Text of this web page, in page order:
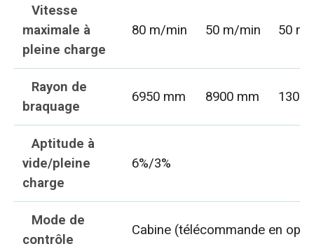
Vitesse
maximale à
pleine charge
80 m/min 50 m/min 50
Rayon de
braquage
6950 mm 8900 mm
Aptitude à
vide/pleine
charge
6%/3%
Mode de
contrôle
Cabine (télécommande en